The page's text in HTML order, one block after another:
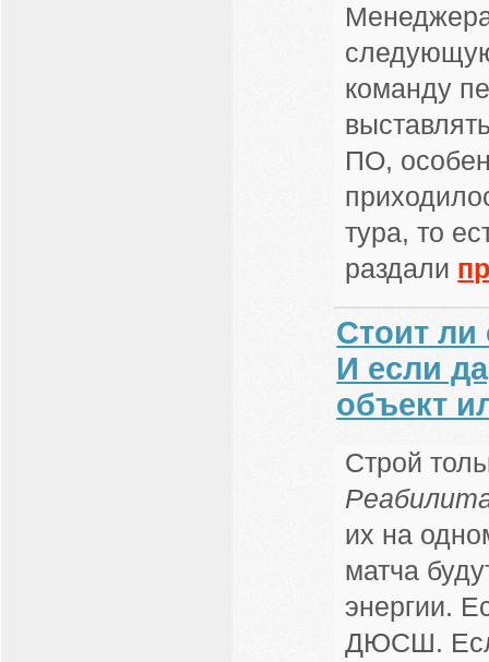
команду
ПО,
тура, то
раздали
Стоит ли
И если
объект
Строй
их на
матча
энергии.
ДЮСШ.